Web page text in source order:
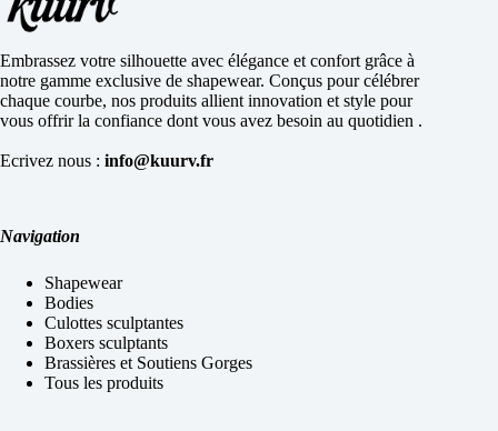
Embrassez votre silhouette avec élégance et confort grâce à
notre gamme exclusive de shapewear. Conçus pour célébrer
chaque courbe, nos produits allient innovation et style pour
vous offrir la confiance dont vous avez besoin au quotidien .
Ecrivez nous : info@kuurv.fr
Navigation
Shapewear
Bodies
Culottes sculptantes
Boxers sculptants
Brassières et Soutiens Gorges
Tous les produits